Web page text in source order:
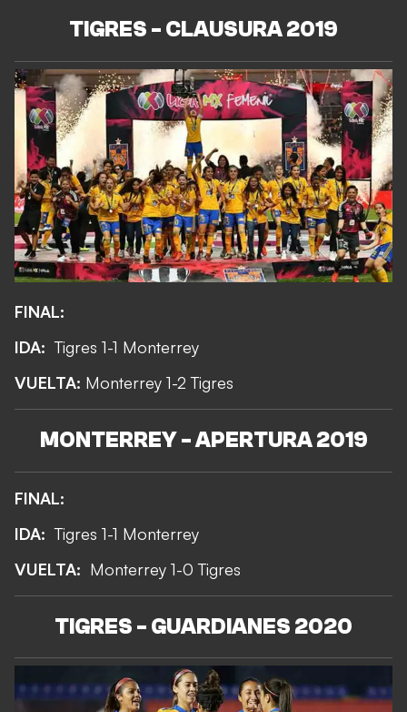
TIGRES - CLAUSURA 2019
FINAL:
IDA: Tigres 1-1 Monterrey
VUELTA: Monterrey 1-2 Tigres
MONTERREY - APERTURA 2019
FINAL:
IDA:Tigres 1-1 Monterrey
VUELTA: Monterrey 1-0 Tigres
TIGRES - GUARDIANES 2020